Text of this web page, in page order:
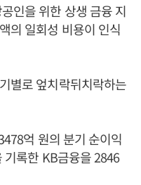
인을 위한 상생 금융 지
의 일회성 비용이 인식
별로 엎치락뒤치락하는
억 원의 분기 순이익
기록한 KB금융을 2846